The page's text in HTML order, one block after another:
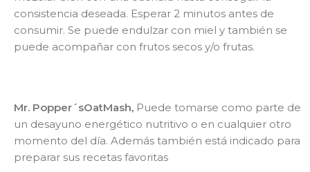
consistencia deseada. Esperar 2 minutos antes de
consumir. Se puede endulzar con miel y también se
puede acompañar con frutos secos y/o frutas.
Mr. Popper´sOatMash, Puede tomarse como parte de
un desayuno energético nutritivo o en cualquier otro
momento del día. Además también está indicado para
preparar sus recetas favoritas